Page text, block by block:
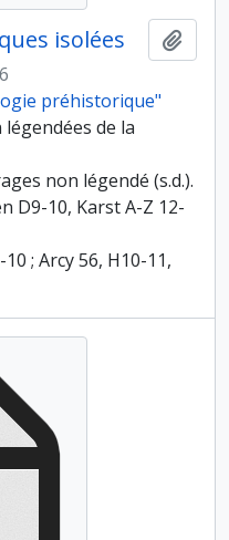
isolées
préhistorique"
de la
non légendé (s.d.).
D9-10, Karst A-Z 12-
; Arcy 56, H10-11,